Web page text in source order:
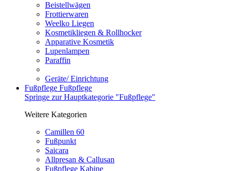
Beistellwägen
Frottierwaren
Weelko Liegen
Kosmetikliegen & Rollhocker
Apparative Kosmetik
Lupenlampen
Paraffin
Geräte/ Einrichtung
Fußpflege Fußpflege
Springe zur Hauptkategorie "Fußpflege"
Weitere Kategorien
Camillen 60
Fußpunkt
Saicara
Allpresan & Callusan
Fußpflege Kabine